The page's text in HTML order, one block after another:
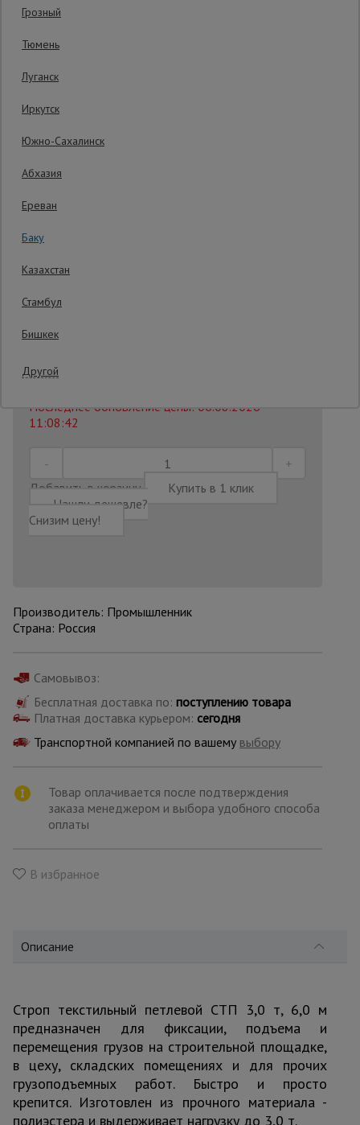
Вибротехника
строительства
Техника
для
Тачки
строительные
и садовые
Сварочные
аппараты
Тепловые
пушки
Гарантия производителя: 1 год
22AZN
Последнее обновление цены: 06.08.2026
11:08:42
Добавить в корзину
Купить в 1 клик
Нашли дешевле?
Снизим цену!
Производитель: Промышленник
Страна: Россия
Самовывоз:
Бесплатная доставка по: поступлению товара
Платная доставка курьером: сегодня
Транспортной компанией по вашему выбору
Товар оплачивается после подтверждения
заказа менеджером и выбора удобного способа
оплаты
В избранное
Описание
Строп текстильный петлевой СТП 3,0 т, 6,0 м
предназначен для фиксации, подъема и
перемещения грузов на строительной площадке,
в цеху, складских помещениях и для прочих
грузоподъемных работ. Быстро и просто
крепится. Изготовлен из прочного материала -
полиэстера и выдерживает нагрузку до 3,0 т.
Грозный
Тюмень
Луганск
Иркутск
Южно-Сахалинск
Абхазия
Ереван
Баку
Казахстан
Стамбул
Бишкек
Другой